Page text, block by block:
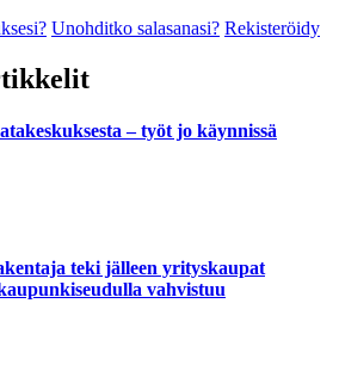
Unohditko salasanasi? Rekisteröidy
– työt jo käynnissä
teki jälleen yrityskaupat
vahvistuu